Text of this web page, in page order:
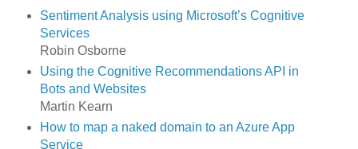
Sentiment Analysis using Microsoft’s Cognitive
Services
Robin Osborne
Using the Cognitive Recommendations API in
Bots and Websites
Martin Kearn
How to map a naked domain to an Azure App
Service